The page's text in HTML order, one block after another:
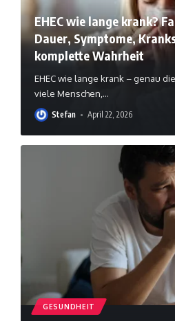
EHEC wie lange krank?
Dauer, Symptome,
komplette Wahrheit
EHEC wie lange krank – genau
viele Menschen,…
Stefan April 22, 2026
GESUNDHEIT